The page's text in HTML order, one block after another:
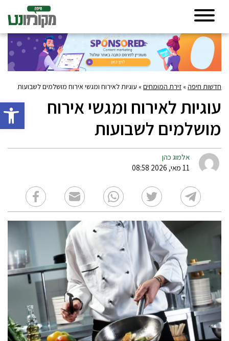
פתח
חדשות חיפה» זירת המומחים» עוגיות לאירוח ומגשי אירוח מושלמים לשבועות
עוגיות לאירוח ומגשי אירוח
מושלמים לשבועות
אלמוג כהן
11 מאי, 2026 08:58